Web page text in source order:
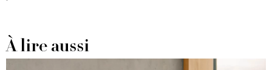
À lire aussi